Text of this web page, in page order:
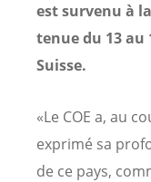
est survenu à
tenue du 13 au
Suisse.
«Le COE a, au
exprimé sa
de ce pays,